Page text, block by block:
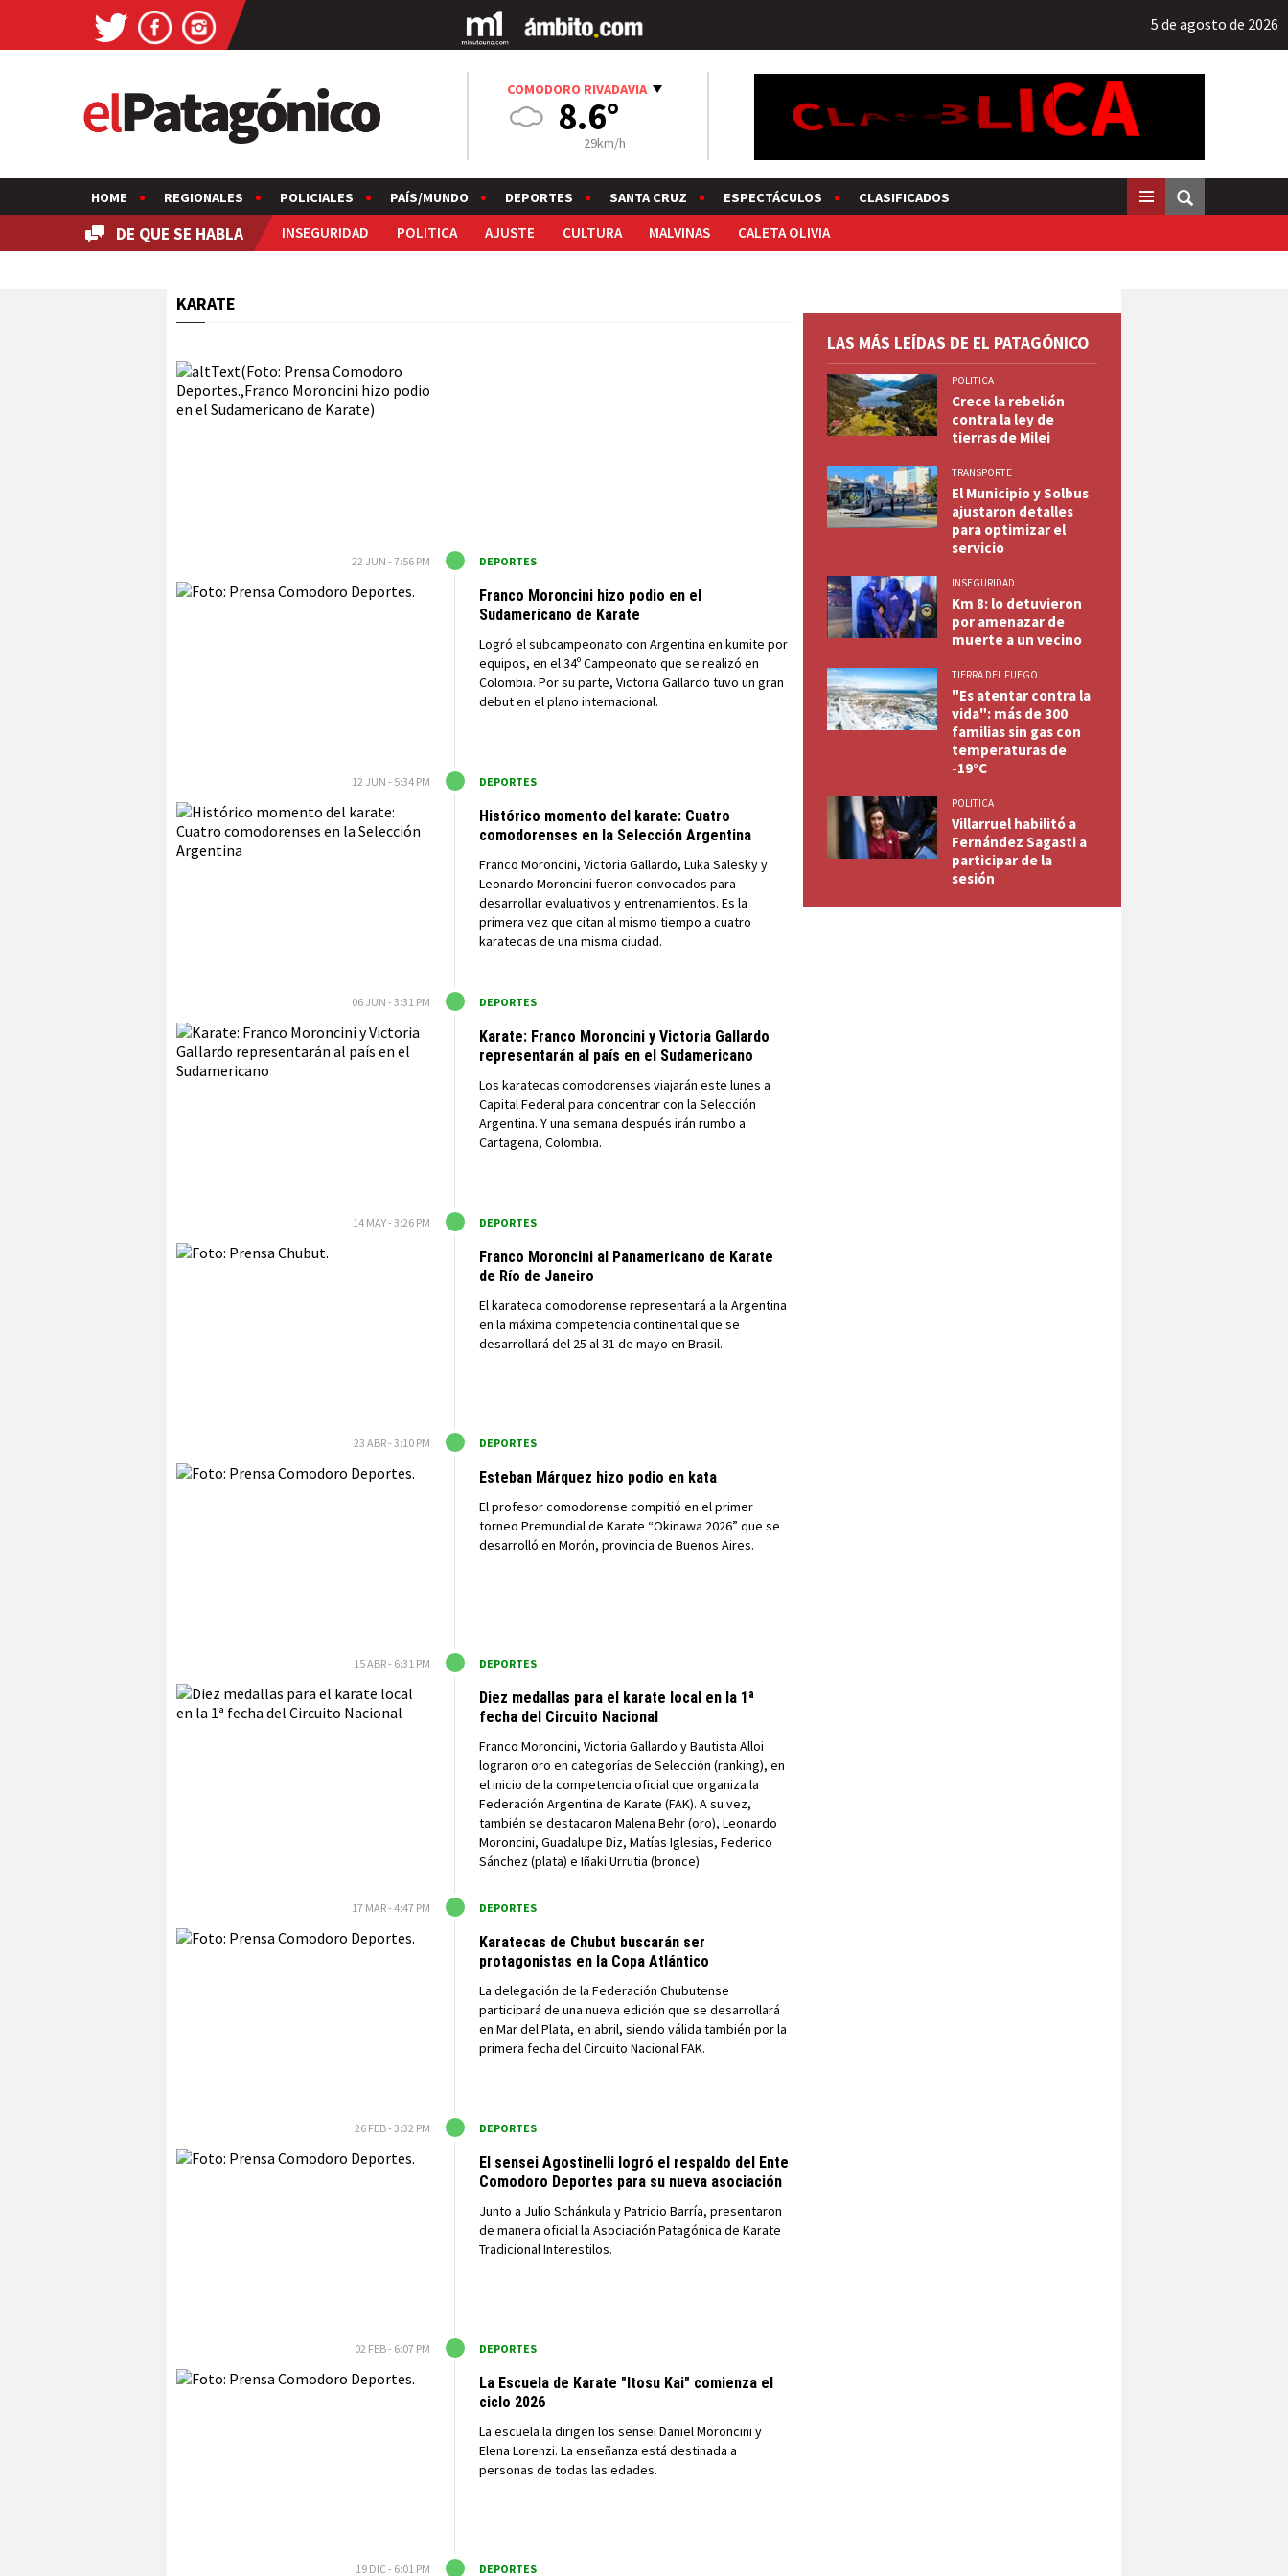
5 de agosto de 2026
COMODORO RIVADAVIA
8.6°
29km/h
HOME REGIONALES POLICIALES PAÍS/MUNDO DEPORTES SANTA CRUZ ESPECTÁCULOS CLASIFICADOS
DE QUE SE HABLA INSEGURIDAD POLITICA AJUSTE CULTURA MALVINAS CALETA OLIVIA
KARATE
22 JUN - 7:56 PM DEPORTES
Franco Moroncini hizo podio en el
Sudamericano de Karate
Logró el subcampeonato con Argentina en kumite por
equipos, en el 34º Campeonato que se realizó en
Colombia. Por su parte, Victoria Gallardo tuvo un gran
debut en el plano internacional.
12 JUN - 5:34 PM DEPORTES
Histórico momento del karate: Cuatro
comodorenses en la Selección Argentina
Franco Moroncini, Victoria Gallardo, Luka Salesky y
Leonardo Moroncini fueron convocados para
desarrollar evaluativos y entrenamientos. Es la
primera vez que citan al mismo tiempo a cuatro
karatecas de una misma ciudad.
06 JUN - 3:31 PM DEPORTES
Karate: Franco Moroncini y Victoria Gallardo
representarán al país en el Sudamericano
Los karatecas comodorenses viajarán este lunes a
Capital Federal para concentrar con la Selección
Argentina. Y una semana después irán rumbo a
Cartagena, Colombia.
14 MAY - 3:26 PM DEPORTES
Franco Moroncini al Panamericano de Karate
de Río de Janeiro
El karateca comodorense representará a la Argentina
en la máxima competencia continental que se
desarrollará del 25 al 31 de mayo en Brasil.
23 ABR - 3:10 PM DEPORTES
Esteban Márquez hizo podio en kata
El profesor comodorense compitió en el primer
torneo Premundial de Karate “Okinawa 2026” que se
desarrolló en Morón, provincia de Buenos Aires.
15 ABR - 6:31 PM DEPORTES
Diez medallas para el karate local en la 1ª
fecha del Circuito Nacional
Franco Moroncini, Victoria Gallardo y Bautista Alloi
lograron oro en categorías de Selección (ranking), en
el inicio de la competencia oficial que organiza la
Federación Argentina de Karate (FAK). A su vez,
también se destacaron Malena Behr (oro), Leonardo
Moroncini, Guadalupe Diz, Matías Iglesias, Federico
Sánchez (plata) e Iñaki Urrutia (bronce).
17 MAR - 4:47 PM DEPORTES
Karatecas de Chubut buscarán ser
protagonistas en la Copa Atlántico
La delegación de la Federación Chubutense
participará de una nueva edición que se desarrollará
en Mar del Plata, en abril, siendo válida también por la
primera fecha del Circuito Nacional FAK.
26 FEB - 3:32 PM DEPORTES
El sensei Agostinelli logró el respaldo del Ente
Comodoro Deportes para su nueva asociación
Junto a Julio Schánkula y Patricio Barría, presentaron
de manera oficial la Asociación Patagónica de Karate
Tradicional Interestilos.
02 FEB - 6:07 PM DEPORTES
La Escuela de Karate "Itosu Kai" comienza el
ciclo 2026
La escuela la dirigen los sensei Daniel Moroncini y
Elena Lorenzi. La enseñanza está destinada a
personas de todas las edades.
19 DIC - 6:01 PM DEPORTES
LAS MÁS LEÍDAS DE EL PATAGÓNICO
POLITICA
Crece la rebelión
contra la ley de
tierras de Milei
TRANSPORTE
El Municipio y Solbus
ajustaron detalles
para optimizar el
servicio
INSEGURIDAD
Km 8: lo detuvieron
por amenazar de
muerte a un vecino
TIERRA DEL FUEGO
"Es atentar contra la
vida": más de 300
familias sin gas con
temperaturas de
-19°C
POLITICA
Villarruel habilitó a
Fernández Sagasti a
participar de la
sesión